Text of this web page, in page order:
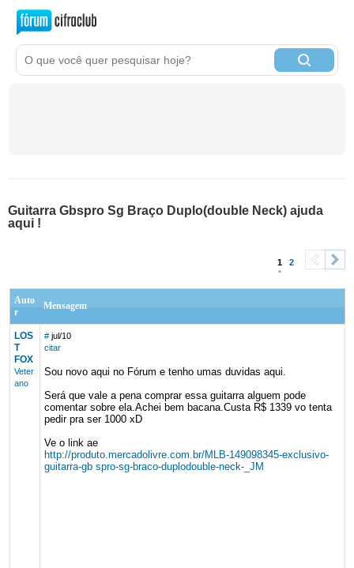
Guitarra Gbspro Sg Braço Duplo(double Neck) ajuda
aqui !
1 2
Auto
r
Mensagem
LOS
T
FOX
Veter
ano
# jul/10
citar
Sou novo aqui no Fórum e tenho umas duvidas aqui.
Será que vale a pena comprar essa guitarra alguem pode
comentar sobre ela.Achei bem bacana.Custa R$ 1339 vo tenta
pedir pra ser 1000 xD
Ve o link ae
http://produto.mercadolivre.com.br/MLB-149098345-exclusivo-
guitarra-gb spro-sg-braco-duplodouble-neck-_JM